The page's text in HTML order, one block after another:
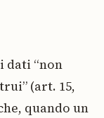
dati “non
(art. 15,
quando un